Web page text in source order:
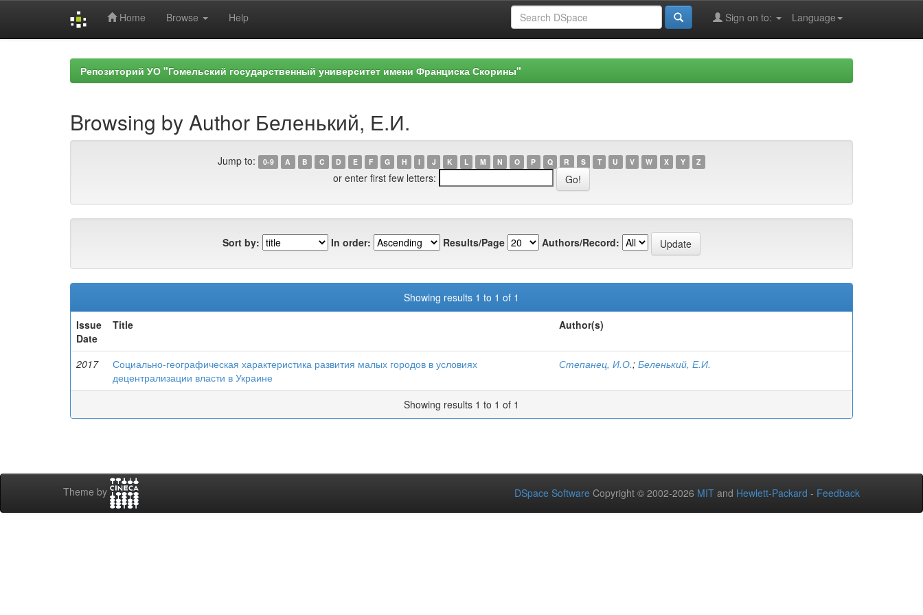
Home Browse Help Language
Sign on to:
Репозиторий УО "Гомельский государственный университет имени Франциска Скорины"
Browsing by Author Беленький, Е.И.
Jump to: 0-9 A B C D E F G H I J K L M N O P Q R S T U V W X Y Z
or enter first few letters:
Sort by: In order: Results/Page Authors/Record:
Showing results 1 to 1 of 1
Issue
Date
Title Author(s)
2017
Социально-географическая характеристика развития малых городов в условиях
децентрализации власти в Украине
Степанец, И.О.; Беленький, Е.И.
Showing results 1 to 1 of 1
Theme by DSpace Software Copyright © 2002-2026 MIT and Hewlett-Packard - Feedback